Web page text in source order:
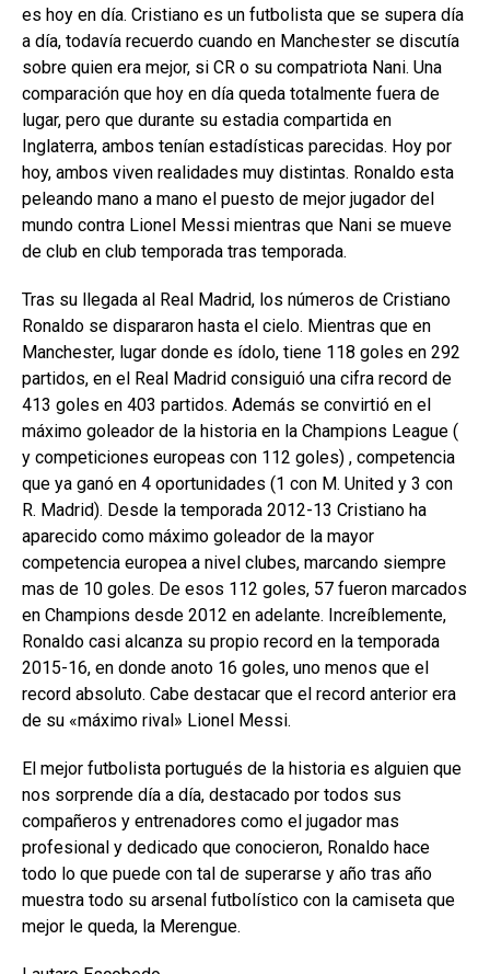
es hoy en día. Cristiano es un futbolista que se supera día
a día, todavía recuerdo cuando en Manchester se discutía
sobre quien era mejor, si CR o su compatriota Nani. Una
comparación que hoy en día queda totalmente fuera de
lugar, pero que durante su estadia compartida en
Inglaterra, ambos tenían estadísticas parecidas. Hoy por
hoy, ambos viven realidades muy distintas. Ronaldo esta
peleando mano a mano el puesto de mejor jugador del
mundo contra Lionel Messi mientras que Nani se mueve
de club en club temporada tras temporada.
Tras su llegada al Real Madrid, los números de Cristiano
Ronaldo se dispararon hasta el cielo. Mientras que en
Manchester, lugar donde es ídolo, tiene 118 goles en 292
partidos, en el Real Madrid consiguió una cifra record de
413 goles en 403 partidos. Además se convirtió en el
máximo goleador de la historia en la Champions League (
y competiciones europeas con 112 goles) , competencia
que ya ganó en 4 oportunidades (1 con M. United y 3 con
R. Madrid). Desde la temporada 2012-13 Cristiano ha
aparecido como máximo goleador de la mayor
competencia europea a nivel clubes, marcando siempre
mas de 10 goles. De esos 112 goles, 57 fueron marcados
en Champions desde 2012 en adelante. Increíblemente,
Ronaldo casi alcanza su propio record en la temporada
2015-16, en donde anoto 16 goles, uno menos que el
record absoluto. Cabe destacar que el record anterior era
de su «máximo rival» Lionel Messi.
El mejor futbolista portugués de la historia es alguien que
nos sorprende día a día, destacado por todos sus
compañeros y entrenadores como el jugador mas
profesional y dedicado que conocieron, Ronaldo hace
todo lo que puede con tal de superarse y año tras año
muestra todo su arsenal futbolístico con la camiseta que
mejor le queda, la Merengue.